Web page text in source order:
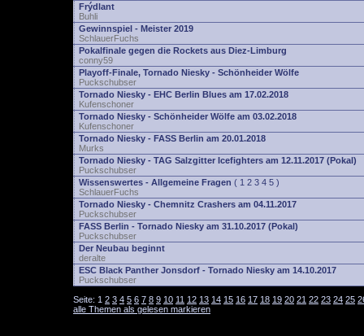
Frýdlant
Buhli
Gewinnspiel - Meister 2019
SchlauerFuchs
Pokalfinale gegen die Rockets aus Diez-Limburg
conny59
Playoff-Finale, Tornado Niesky - Schönheider Wölfe
Puckschubser
Tornado Niesky - EHC Berlin Blues am 17.02.2018
Kufenschoner
Tornado Niesky - Schönheider Wölfe am 03.02.2018
Kufenschoner
Tornado Niesky - FASS Berlin am 20.01.2018
Murks
Tornado Niesky - TAG Salzgitter Icefighters am 12.11.2017 (Pokal)
Puckschubser
Wissenswertes - Allgemeine Fragen ( 1 2 3 4 5 )
SchlauerFuchs
Tornado Niesky - Chemnitz Crashers am 04.11.2017
Puckschubser
FASS Berlin - Tornado Niesky am 31.10.2017 (Pokal)
Puckschubser
Der Neubau beginnt
deralte
ESC Black Panther Jonsdorf - Tornado Niesky am 14.10.2017
Puckschubser
Seite: 1 2 3 4 5 6 7 8 9 10 11 12 13 14 15 16 17 18 19 20 21 22 23 24 25
alle Themen als gelesen markieren